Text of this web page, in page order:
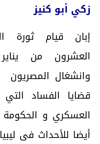
زكي أبو كنيز
إبان قيام ثورة
وانشغال المصريون
قضايا الفساد
العسكري و
أيضا للأحداث فى